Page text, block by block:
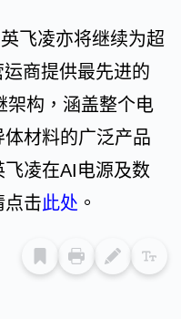
飞凌亦将继续为超
商提供最先进的
架构，涵盖整个电
材料的广泛产品
凌在AI电源及数
点击此处 。